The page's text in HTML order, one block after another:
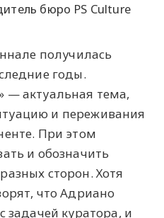
бюро PS Culture
получилась
годы.
— актуальная тема,
и переживания
При этом
и обозначить
сторон. Хотя
что Адриано
задачей куратора, и